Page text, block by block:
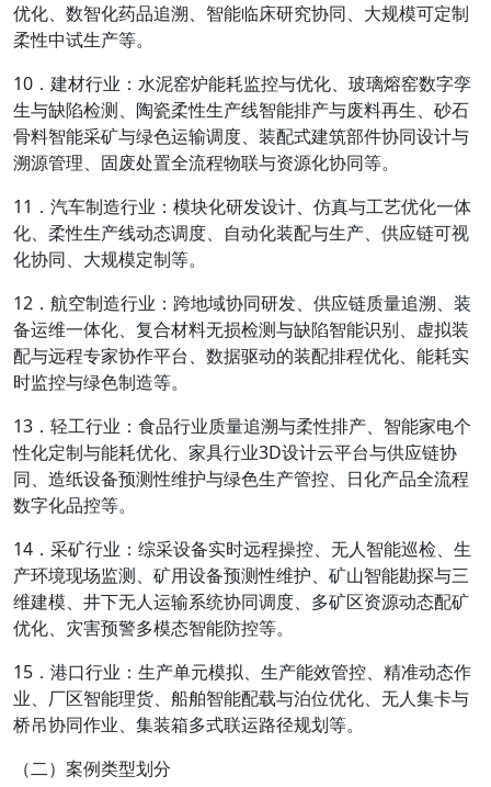
优化、数智化药品追溯、智能临床研究协同、大规模可定制
柔性中试生产等。
10．建材行业：水泥窑炉能耗监控与优化、玻璃熔窑数字孪
生与缺陷检测、陶瓷柔性生产线智能排产与废料再生、砂石
骨料智能采矿与绿色运输调度、装配式建筑部件协同设计与
溯源管理、固废处置全流程物联与资源化协同等。
11．汽车制造行业：模块化研发设计、仿真与工艺优化一体
化、柔性生产线动态调度、自动化装配与生产、供应链可视
化协同、大规模定制等。
12．航空制造行业：跨地域协同研发、供应链质量追溯、装
备运维一体化、复合材料无损检测与缺陷智能识别、虚拟装
配与远程专家协作平台、数据驱动的装配排程优化、能耗实
时监控与绿色制造等。
13．轻工行业：食品行业质量追溯与柔性排产、智能家电个
性化定制与能耗优化、家具行业3D设计云平台与供应链协
同、造纸设备预测性维护与绿色生产管控、日化产品全流程
数字化品控等。
14．采矿行业：综采设备实时远程操控、无人智能巡检、生
产环境现场监测、矿用设备预测性维护、矿山智能勘探与三
维建模、井下无人运输系统协同调度、多矿区资源动态配矿
优化、灾害预警多模态智能防控等。
15．港口行业：生产单元模拟、生产能效管控、精准动态作
业、厂区智能理货、船舶智能配载与泊位优化、无人集卡与
桥吊协同作业、集装箱多式联运路径规划等。
（二）案例类型划分